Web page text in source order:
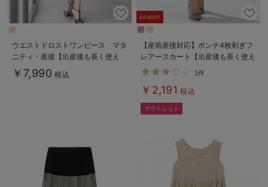
ウエストドロストワンピース マタ
ニティ・産後【出産後も長く使え
る】
￥7,990 税込
60%OFF
【産前産後対応】ポンチ4枚剥ぎフ
レアースカート【出産後も長く使え
る】
1件
￥2,191 税込